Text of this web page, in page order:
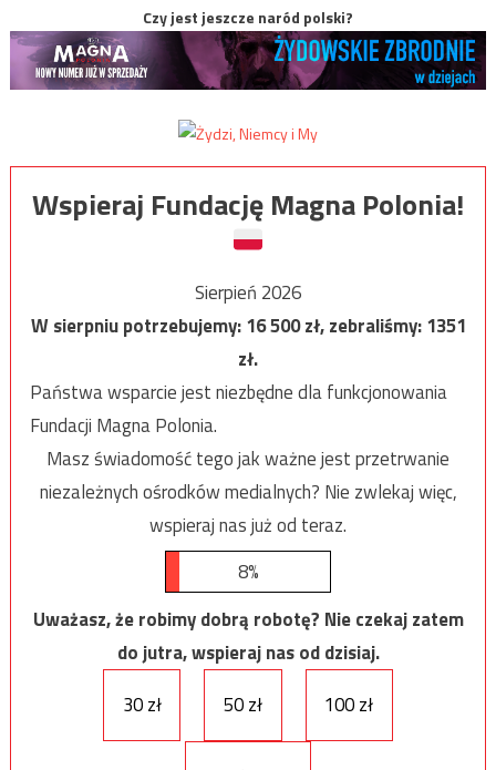
Czy jest jeszcze naród polski?
Wspieraj Fundację Magna Polonia!
Sierpień 2026
W sierpniu potrzebujemy:16 500zł, zebraliśmy:1351
zł.
Państwa wsparcie jest niezbędne dla funkcjonowania
Fundacji Magna Polonia.
Masz świadomość tego jak ważne jest przetrwanie
niezależnych ośrodków medialnych? Nie zwlekaj więc,
wspieraj nas już od teraz.
8%
Uważasz, że robimy dobrą robotę? Nie czekaj zatem
do jutra, wspieraj nas od dzisiaj.
30 zł
50 zł 100 zł